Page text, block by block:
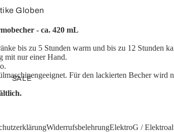
Adapter
USB-Kurzadapter
Globen
Oberfläche
SALE
- ca. 420 mL
bis zu 5 Stunden warm und bis zu 12
mit nur einer Hand.
Für den lackierten Becher wird
WiderrufsbelehrungElektroG /